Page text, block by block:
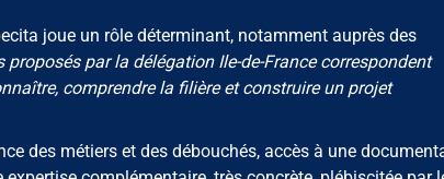
joue un rôle déterminant, notamment auprès des
proposés par la délégation Ile-de-France correspondent
comprendre la filière et construire un projet
des métiers et des débouchés, accès à une